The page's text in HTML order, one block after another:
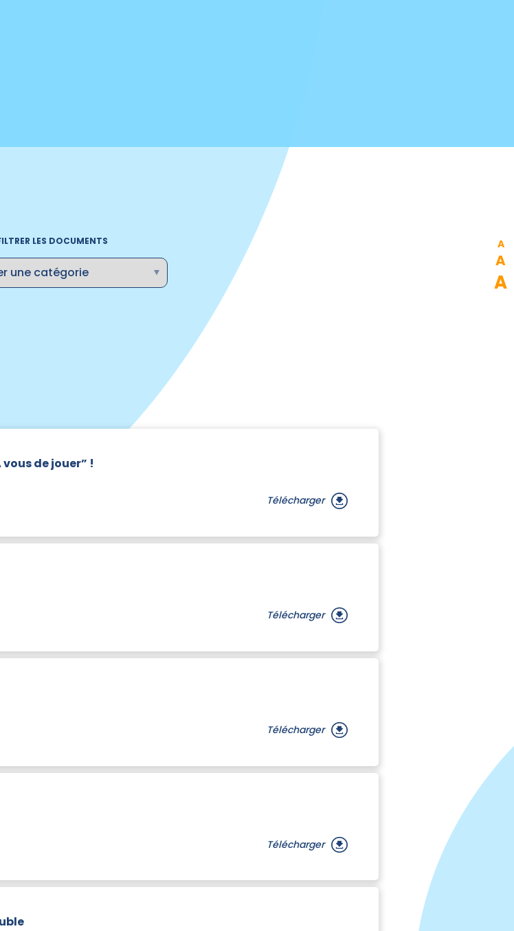
A
A
A
LES DOCUMENTS
de jouer” !
Télécharger
Télécharger
Télécharger
Télécharger